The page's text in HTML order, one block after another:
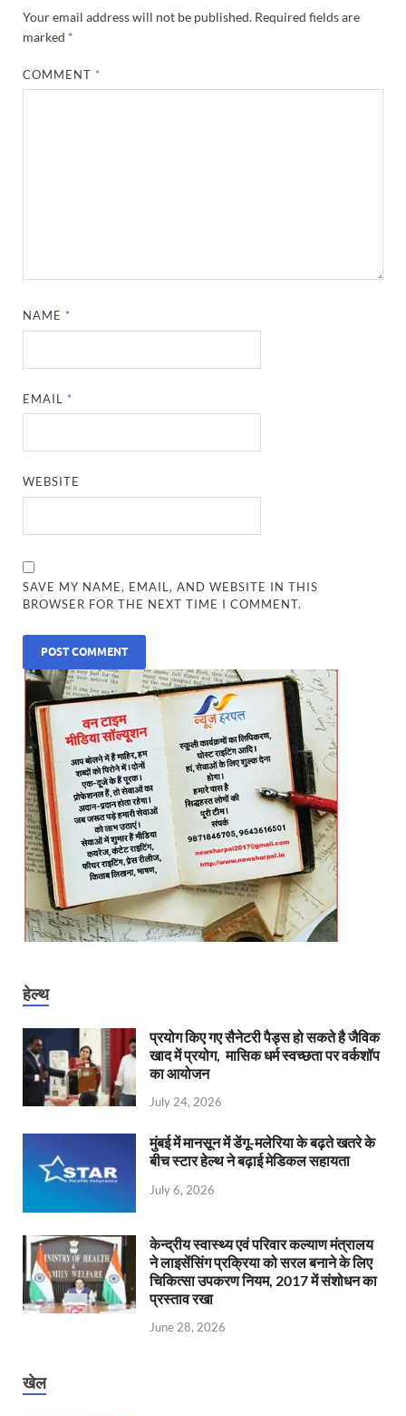
Your email address will not be published. Required fields are
marked *
COMMENT *
NAME *
EMAIL *
WEBSITE
SAVE MY NAME, EMAIL, AND WEBSITE IN THIS
BROWSER FOR THE NEXT TIME I COMMENT.
हेल्थ
प्रयोग किए गए सैनेटरी पैड्स हो सकते है जैविक
खाद में प्रयोग, मासिक धर्म स्वच्छता पर वर्कशॉप
का आयोजन
July 24, 2026
मुंबई में मानसून में डेंगू-मलेरिया के बढ़ते खतरे के
बीच स्टार हेल्थ ने बढ़ाई मेडिकल सहायता
July 6, 2026
केन्‍द्रीय स्वास्थ्य एवं परिवार कल्याण मंत्रालय
ने लाइसेंसिंग प्रक्रिया को सरल बनाने के लिए
चिकित्सा उपकरण नियम, 2017 में संशोधन का
प्रस्ताव रखा
June 28, 2026
खेल